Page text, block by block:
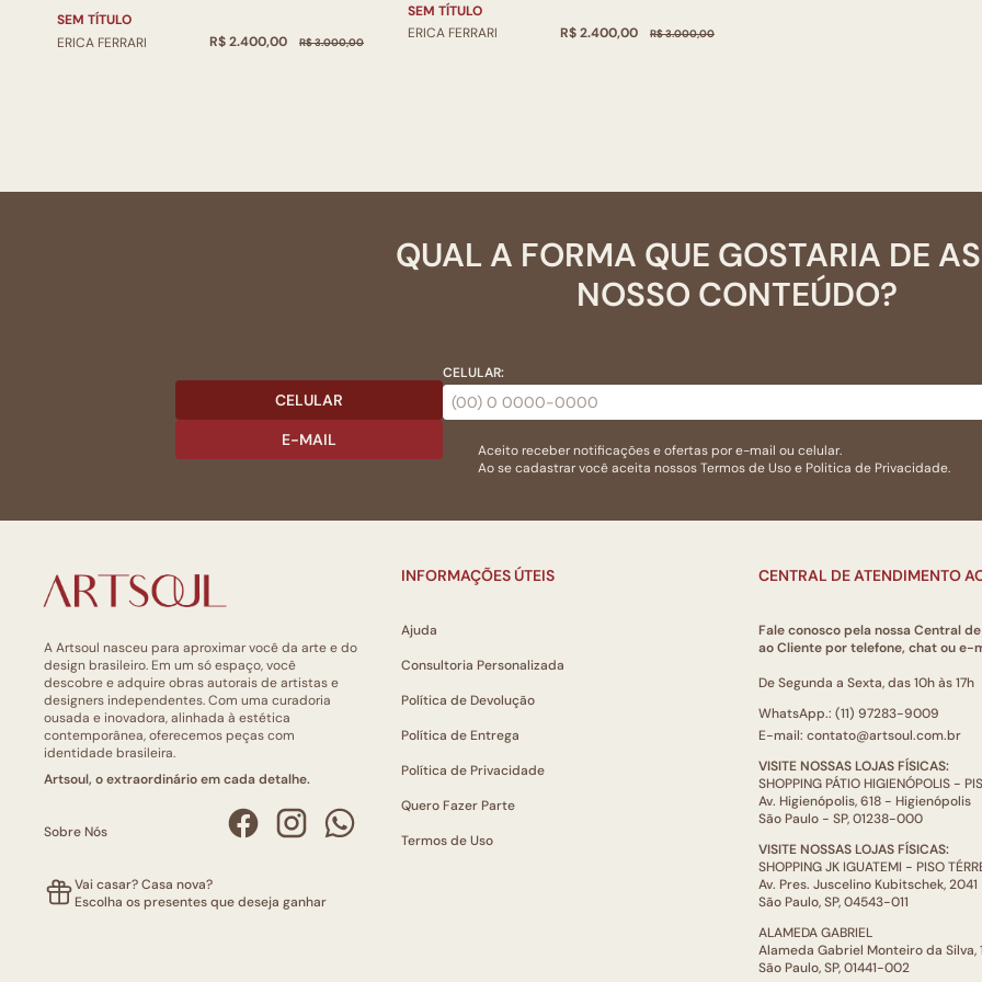
SEM TÍTULO
ERICA FERRARI
R$ 2.400,00 R$ 3.000,00
SEM TÍTULO
ERICA FERRARI
R$ 2.400,00 R$ 3.000,00
QUAL A FORMA QUE GOSTARIA DE
NOSSO CONTEÚDO?
CELULAR
E-MAIL
CELULAR:
Aceito receber notificações e ofertas por e-mail ou celular.
Ao se cadastrar você aceita nossosTermos de Usoe Politica de Privacidade.
A Artsoul nasceu para aproximar você da arte e do
design brasileiro. Em um só espaço, você
descobre e adquire obras autorais de artistas e
designers independentes. Com uma curadoria
ousada e inovadora, alinhada à estética
contemporânea, oferecemos peças com
identidade brasileira.
Artsoul, o extraordinário em cada detalhe.
Sobre Nós
Vai casar? Casa nova?
Escolha os presentes que deseja ganhar
INFORMAÇÕES ÚTEIS
Ajuda
Consultoria Personalizada
Política de Devolução
Política de Entrega
Política de Privacidade
Quero Fazer Parte
Termos de Uso
CENTRAL DE ATENDIMENTO
Fale conosco pela nossa Central
ao Cliente por telefone, chat ou e-
De Segunda a Sexta, das 10h às 17h
WhatsApp.: (11) 97283-9009
E-mail: contato@artsoul.com.br
VISITE NOSSAS LOJAS FÍSICAS:
SHOPPING PÁTIO HIGIENÓPOLIS -
Av. Higienópolis, 618 - Higienópolis
São Paulo - SP, 01238-000
VISITE NOSSAS LOJAS FÍSICAS:
SHOPPING JK IGUATEMI - PISO
Av. Pres. Juscelino Kubitschek, 2041
São Paulo, SP, 04543-011
ALAMEDA GABRIEL
Alameda Gabriel Monteiro da Silva,
São Paulo, SP, 01441-002